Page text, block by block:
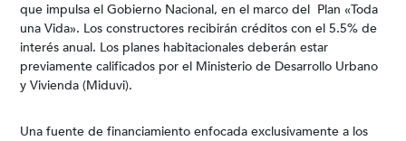
que impulsa el Gobierno Nacional, en el marco del Plan «Toda
una Vida». Los constructores recibirán créditos con el 5.5% de
interés anual. Los planes habitacionales deberán estar
previamente calificados por el Ministerio de Desarrollo Urbano
y Vivienda (Miduvi).
Una fuente de financiamiento enfocada exclusivamente a los